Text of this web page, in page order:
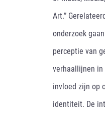
Art.”
onderzoek
perceptie van
verhaallijnen in
invloed zijn op
identiteit. De